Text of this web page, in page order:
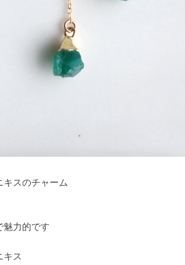
スのチャーム
魅力的です
キス